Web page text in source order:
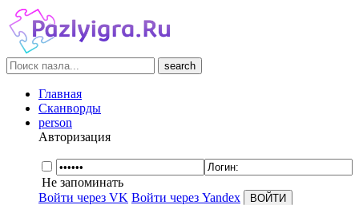
search
Главная
Сканворды
person
Авторизация
Не запоминать
Войти через VK Войти через Yandex